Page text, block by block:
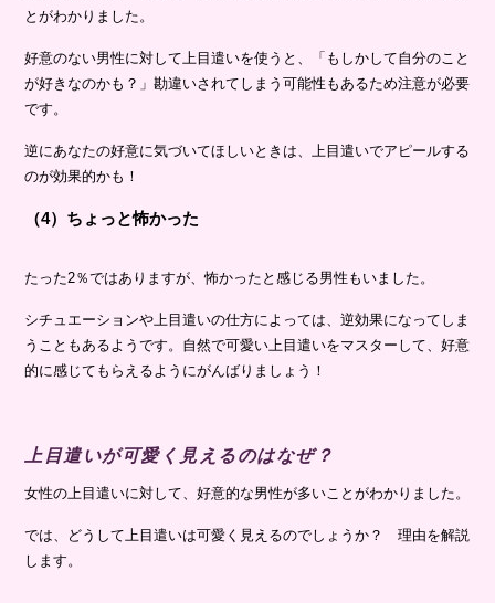
とがわかりました。
好意のない男性に対して上目遣いを使うと、「もしかして自分のこと
が好きなのかも？」勘違いされてしまう可能性もあるため注意が必要
です。
逆にあなたの好意に気づいてほしいときは、上目遣いでアピールする
のが効果的かも！
（4）ちょっと怖かった
たった2％ではありますが、怖かったと感じる男性もいました。
シチュエーションや上目遣いの仕方によっては、逆効果になってしま
うこともあるようです。自然で可愛い上目遣いをマスターして、好意
的に感じてもらえるようにがんばりましょう！
上目遣いが可愛く見えるのはなぜ？
女性の上目遣いに対して、好意的な男性が多いことがわかりました。
では、どうして上目遣いは可愛く見えるのでしょうか？ 理由を解説
します。